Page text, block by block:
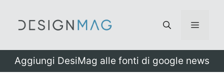
Menu
Aggiungi DesiMag alle fonti di google news